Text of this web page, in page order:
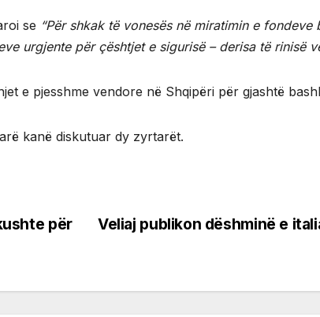
se “Për shkak të vonesës në miratimin e
urgjente për çështjet e sigurisë – derisa të rinisë
e pjesshme vendore në Shqipëri për gjashtë
kanë diskutuar dy zyrtarët.
Veliaj publikon dëshminë e
për